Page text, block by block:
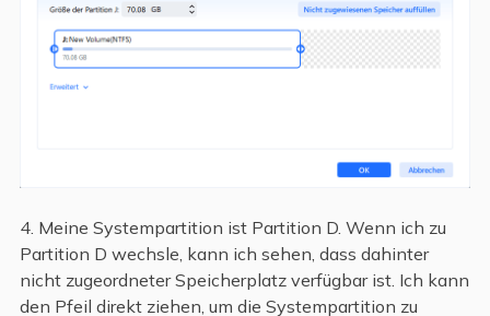
4. Meine Systempartition ist Partition D. Wenn ich zu
Partition D wechsle, kann ich sehen, dass dahinter
nicht zugeordneter Speicherplatz verfügbar ist. Ich kann
den Pfeil direkt ziehen, um die Systempartition zu